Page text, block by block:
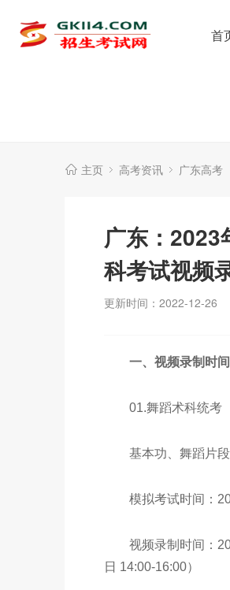
首
主页 高考资讯 广东高考
广东：2023
科考试视频
更新时间：2022-12-26
一、视频录制时间
01.舞蹈术科统考
基本功、舞蹈片段
模拟考试时间：
视频录制时间：
日 14:00-16:00）